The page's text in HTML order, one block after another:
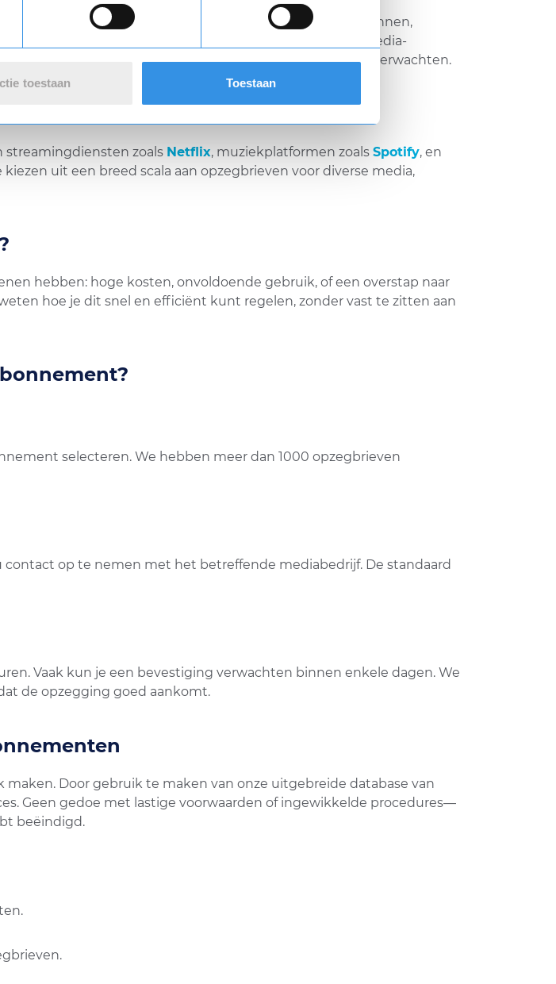
toestaan Toestaan
tijdschriften, streamingdiensten tot andere mediabronnen,
helpen we je om snel van je ongewenste media-
je jouw abonnement kunt beëindigen en wat je kunt verwachten.
streamingdiensten zoals Netflix, muziekplatformen zoals Spotify, en
kiezen uit een breed scala aan opzegbrieven voor diverse media,
hebben: hoge kosten, onvoldoende gebruik, of een overstap naar
hoe je dit snel en efficiënt kunt regelen, zonder vast te zitten aan
selecteren. We hebben meer dan 1000 opzegbrieven
op te nemen met het betreffende mediabedrijf. De standaard
Vaak kun je een bevestiging verwachten binnen enkele dagen. We
de opzegging goed aankomt.
Door gebruik te maken van onze uitgebreide database van
Geen gedoe met lastige voorwaarden of ingewikkelde procedures—
beëindigd.